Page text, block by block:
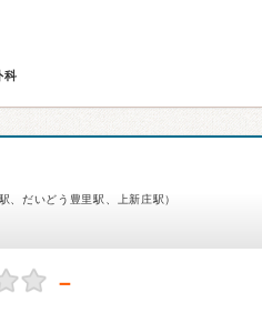
科
、だいどう豊里駅、上新庄駅）
－